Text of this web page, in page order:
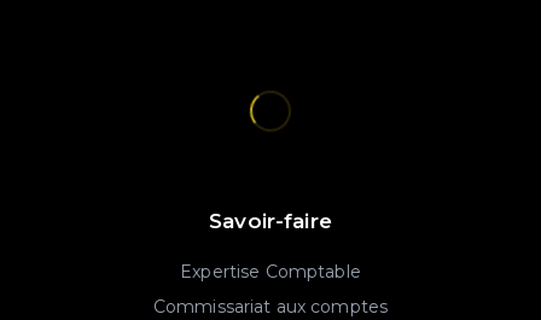
Savoir-faire
Expertise Comptable
Commissariat aux comptes